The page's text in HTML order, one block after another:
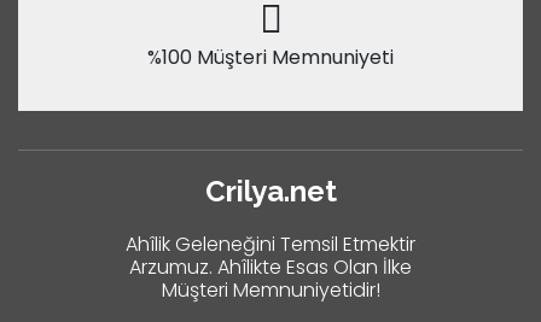
%100 Müşteri Memnuniyeti
Crilya.net
Ahîlik Geleneğini Temsil Etmektir
Arzumuz. Ahîlikte Esas Olan İlke
Müşteri Memnuniyetidir!